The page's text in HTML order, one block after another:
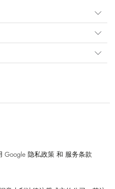
Google 隐私政策 和 服务条款